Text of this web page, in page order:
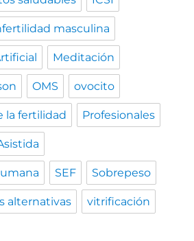
masculina
Meditación
OMS ovocito
la fertilidad Profesionales
SEF Sobrepeso
alternativas vitrificación